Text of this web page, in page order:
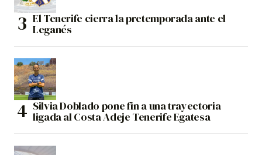
El Tenerife cierra la pretemporada ante el
Leganés
Silvia Doblado pone fin a una trayectoria
ligada al Costa Adeje Tenerife Egatesa